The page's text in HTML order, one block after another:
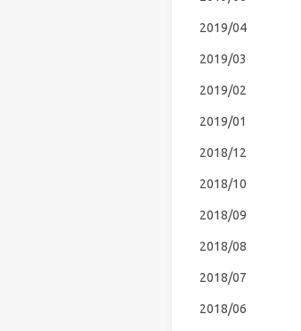
2019/04
2019/03
2019/02
2019/01
2018/12
2018/10
2018/09
2018/08
2018/07
2018/06